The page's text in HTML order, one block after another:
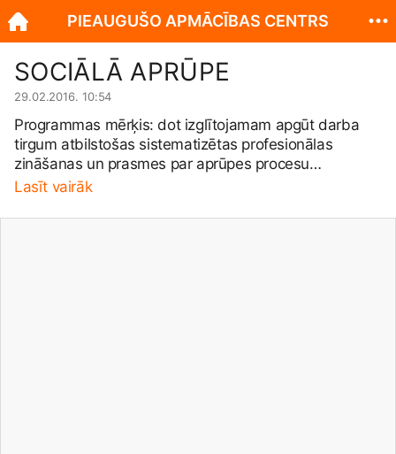
SOCIĀLĀ APRŪPE
29.02.2016. 10:54
Programmas mērķis: dot izglītojamam apgūt darba
tirgum atbilstošas sistematizētas profesionālas
zināšanas un prasmes par aprūpes procesu
personām, kuras pašas sevi nevar aprūpēt, ievērot
apgādāt ar pirmās nepieciešamības precēm, kā arī
Lasīt vairāk
PIEAUGUŠO APMĀCĪBAS CENTRS